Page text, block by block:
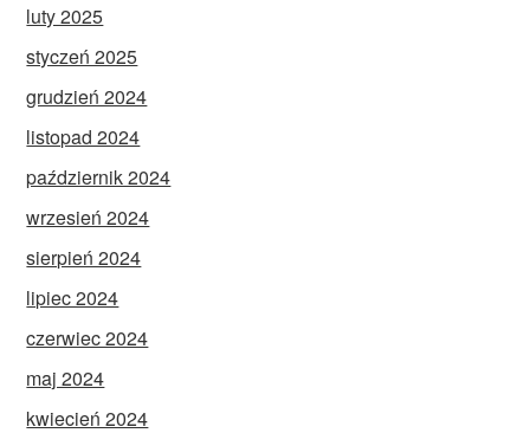
luty 2025
styczeń 2025
grudzień 2024
listopad 2024
październik 2024
wrzesień 2024
sierpień 2024
lipiec 2024
czerwiec 2024
maj 2024
kwiecień 2024